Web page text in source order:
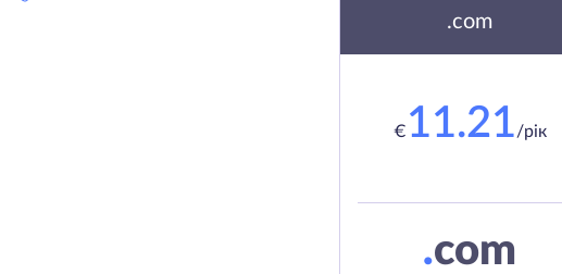
.com
€ 11.21/рік
.com